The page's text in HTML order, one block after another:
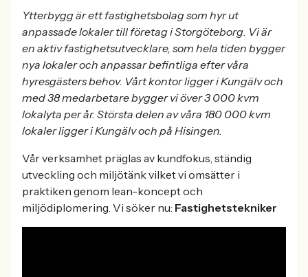
Ytterbygg är ett fastighetsbolag som hyr ut
anpassade lokaler till företag i Storgöteborg. Vi är
en aktiv fastighetsutvecklare, som hela tiden bygger
nya lokaler och anpassar befintliga efter våra
hyresgästers behov. Vårt kontor ligger i Kungälv och
med 38 medarbetare bygger vi över 3 000 kvm
lokalyta per år. Största delen av våra 180 000 kvm
lokaler ligger i Kungälv och på Hisingen.
Vår verksamhet präglas av kundfokus, ständig
utveckling och miljötänk vilket vi omsätter i
praktiken genom lean-koncept och
miljödiplomering. Vi söker nu: Fastighetstekniker